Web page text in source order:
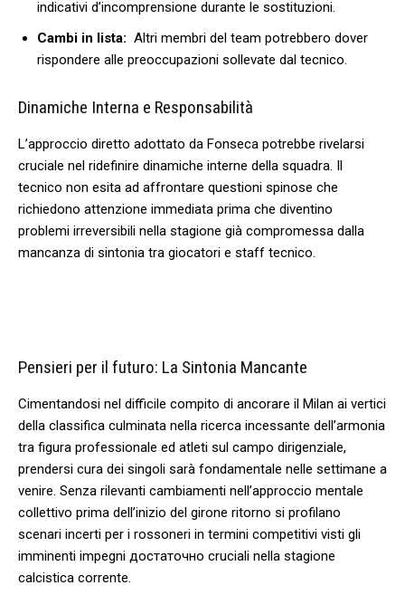
indicativi d’incomprensione durante‌ le sostituzioni.
Cambi in lista: ⁣ Altri membri del team potrebbero ‍dover
rispondere alle preoccupazioni sollevate ⁢dal tecnico.
Dinamiche Interna e Responsabilità
L’approccio diretto adottato da Fonseca potrebbe rivelarsi
cruciale nel ridefinire⁤ dinamiche interne della⁤ squadra. ‍Il
tecnico non esita ad affrontare questioni ​spinose che
richiedono attenzione immediata prima che diventino
problemi irreversibili nella ​stagione già compromessa‍ dalla
mancanza di sintonia tra giocatori e staff tecnico.
Pensieri per il futuro:⁤ La Sintonia⁣ Mancante
Cimentandosi nel difficile compito⁢ di ancorare il Milan ai vertici
della classifica culminata nella ricerca incessante‌ dell’armonia
tra figura professionale ed atleti sul ⁤campo dirigenziale,
prendersi‍ cura dei‍ singoli sarà fondamentale nelle settimane a
‍venire. Senza rilevanti cambiamenti nell’approccio mentale
collettivo prima dell’inizio del girone ritorno si profilano
scenari incerti per i rossoneri​ in termini competitivi visti gli
‌imminenti impegni достаточно cruciali nella stagione
calcistica corrente.